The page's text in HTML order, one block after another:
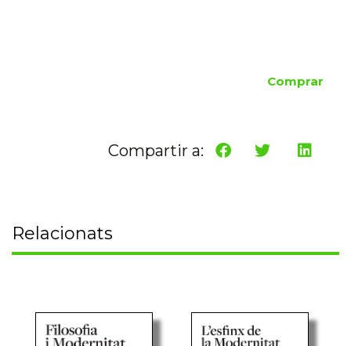
Comprar
Compartir a:
Relacionats